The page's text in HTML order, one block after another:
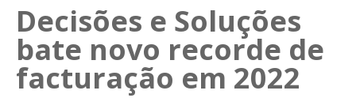
Decisões e Soluções
bate novo recorde de
facturação em 2022